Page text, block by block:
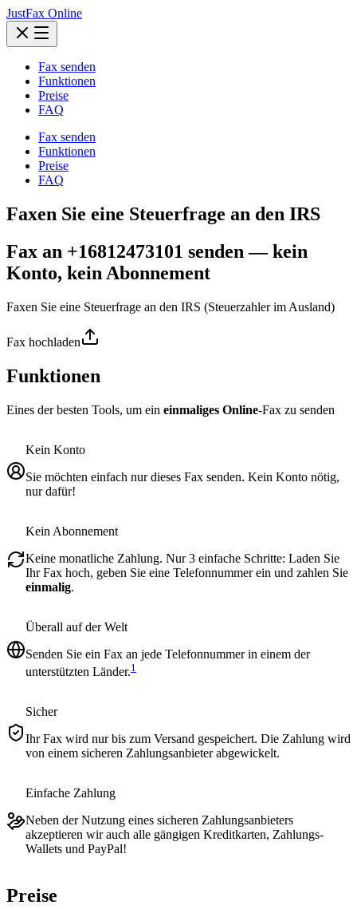
JustFax Online
Fax senden
Funktionen
Preise
FAQ
Fax senden
Funktionen
Preise
FAQ
Faxen Sie eine Steuerfrage an den IRS
Fax an +16812473101 senden — kein
Konto, kein Abonnement
Faxen Sie eine Steuerfrage an den IRS (Steuerzahler im Ausland)
Fax hochladen
Funktionen
Eines der besten Tools, um ein einmaliges Online-Fax zu senden
Kein Konto
Sie möchten einfach nur dieses Fax senden. Kein Konto nötig,
nur dafür!
Kein Abonnement
Keine monatliche Zahlung. Nur 3 einfache Schritte: Laden Sie
Ihr Fax hoch, geben Sie eine Telefonnummer ein und zahlen Sie
einmalig.
Überall auf der Welt
Senden Sie ein Fax an jede Telefonnummer in einem der
unterstützten Länder.1
Sicher
Ihr Fax wird nur bis zum Versand gespeichert. Die Zahlung wird
von einem sicheren Zahlungsanbieter abgewickelt.
Einfache Zahlung
Neben der Nutzung eines sicheren Zahlungsanbieters
akzeptieren wir auch alle gängigen Kreditkarten, Zahlungs-
Wallets und PayPal!
Preise